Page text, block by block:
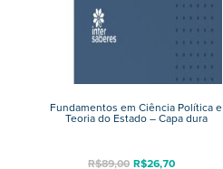
Fundamentos em Ciência Política e
Teoria do Estado – Capa dura
R$89,00 R$26,70